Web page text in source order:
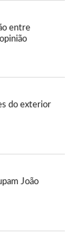
entre
do exterior
João